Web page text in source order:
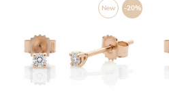
-20%
New